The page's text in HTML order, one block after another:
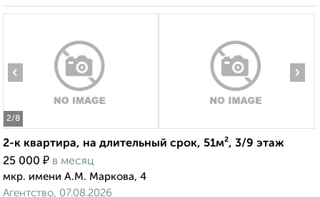
2/8
‹ ›
2-к квартира, на длительный срок, 51м², 3/9 этаж
25 000 ₽ в месяц
мкр. имени А.М. Маркова, 4
Агентство, 07.08.2026